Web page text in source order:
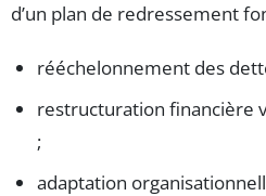
d’un plan de redressement
rééchelonnement des
restructuration financière
;
adaptation